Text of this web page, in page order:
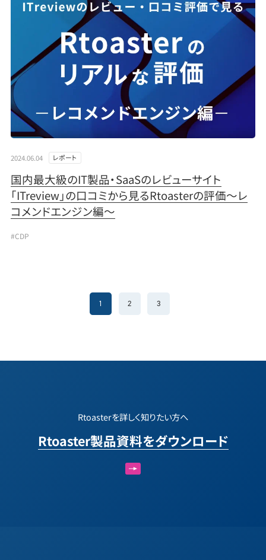
2024.06.04 レポート
国内最大級のIT製品・SaaSのレビューサイト
「ITreview」の口コミから見るRtoasterの評価～レ
コメンドエンジン編～
#CDP
1 2 3
Rtoasterを詳しく知りたい方へ
Rtoaster製品資料をダウンロード